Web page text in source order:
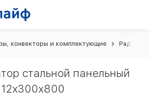
конвекторы и комплектующие
стальной панельный